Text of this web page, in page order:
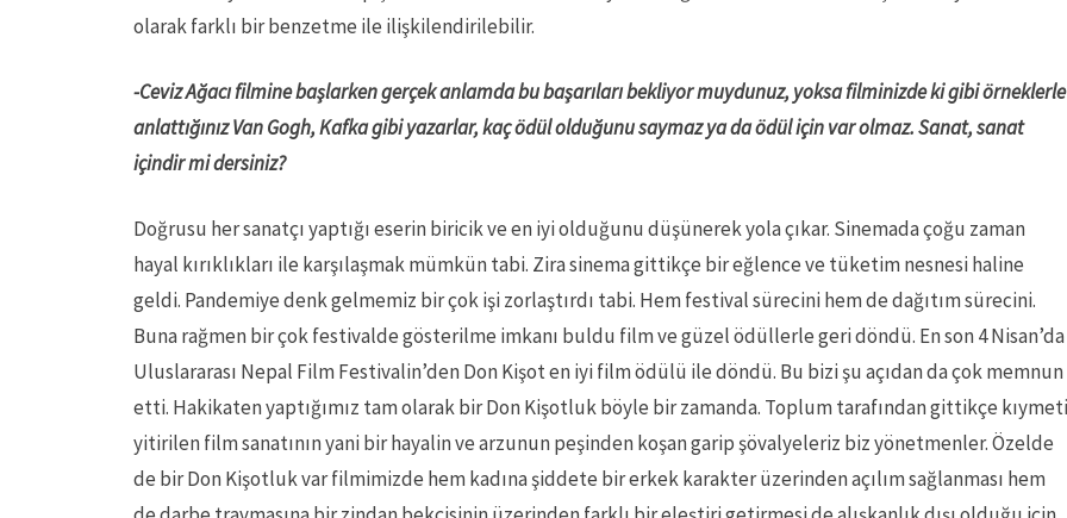
olarak farklı bir benzetme ile ilişkilendirilebilir.
-Ceviz Ağacı filmine başlarken gerçek anlamda bu başarıları bekliyor muydunuz, yoksa filminizde ki gibi örneklerle
anlattığınız Van Gogh, Kafka gibi yazarlar, kaç ödül olduğunu saymaz ya da ödül için var olmaz. Sanat, sanat
içindir mi dersiniz?
Doğrusu her sanatçı yaptığı eserin biricik ve en iyi olduğunu düşünerek yola çıkar. Sinemada çoğu zaman
hayal kırıklıkları ile karşılaşmak mümkün tabi. Zira sinema gittikçe bir eğlence ve tüketim nesnesi haline
geldi. Pandemiye denk gelmemiz bir çok işi zorlaştırdı tabi. Hem festival sürecini hem de dağıtım sürecini.
Buna rağmen bir çok festivalde gösterilme imkanı buldu film ve güzel ödüllerle geri döndü. En son 4 Nisan’da
Uluslararası Nepal Film Festivalin’den Don Kişot en iyi film ödülü ile döndü. Bu bizi şu açıdan da çok memnun
etti. Hakikaten yaptığımız tam olarak bir Don Kişotluk böyle bir zamanda. Toplum tarafından gittikçe kıymeti
yitirilen film sanatının yani bir hayalin ve arzunun peşinden koşan garip şövalyeleriz biz yönetmenler. Özelde
de bir Don Kişotluk var filmimizde hem kadına şiddete bir erkek karakter üzerinden açılım sağlanması hem